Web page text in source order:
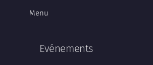
Menu
Evénements